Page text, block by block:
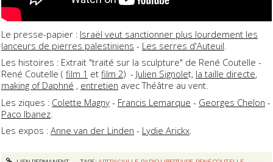
Le presse-papier : Israël veut sanctionner plus lourdement les
lanceurs de pierres palestiniens - Les serres d'Auteuil.
Les histoires : Extrait "traité sur la sculpture" de René Coutelle -
René Coutelle ( film 1 et film 2) - Julien Signolet, la taille directe,
making of Daphné , entretien avec Théâtre au vent.
Les ziques : Colette Magny - Francis Lemarque - Georges Chelon -
Paco Ibanez
Les expos : Anne van der Linden - Lydie Arickx